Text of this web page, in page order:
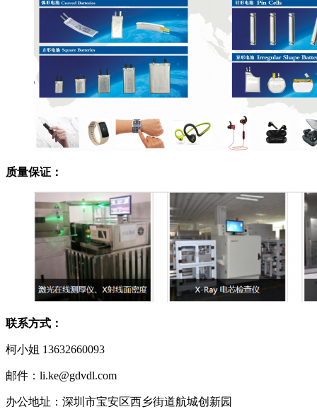
质量保证：
联系方式：
柯小姐 13632660093
邮件：li.ke@gdvdl.com
办公地址：深圳市宝安区西乡街道航城创新园